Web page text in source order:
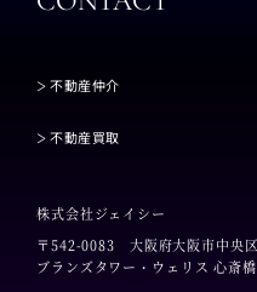
不動産仲介
不動産買取
株式会社ジェイシー
〒542-0083 大阪府大阪市中央
ブランズタワー・ウェリス 心斎